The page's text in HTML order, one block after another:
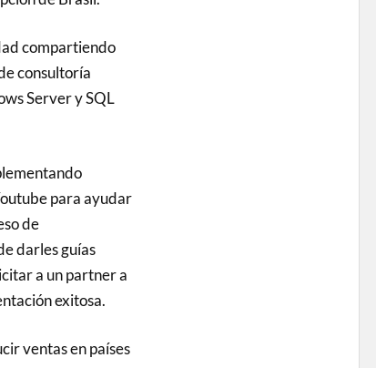
compartiendo
consultoría
Server y SQL
para ayudar
de
darles guías
a un partner a
exitosa.
ventas en países